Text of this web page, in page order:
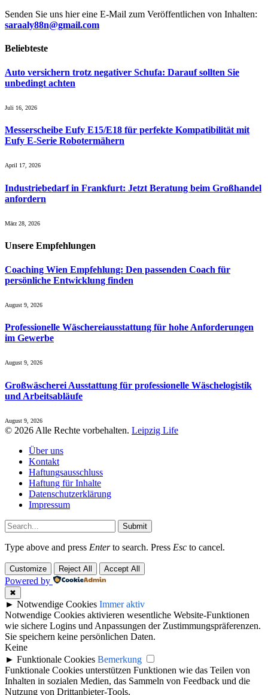
Senden Sie uns hier eine E-Mail zum Veröffentlichen von Inhalten:
saraaly88n@gmail.com
Beliebteste
Auto versichern trotz negativer Schufa: Darauf sollten Sie
unbedingt achten
Juli 16, 2026
Messerscheibe Eufy E15/E18 für perfekte Kompatibilität mit
Eufy E-Serie Robotermähern
April 17, 2026
Industriebedarf in Frankfurt: Jetzt Beratung beim Großhandel
anfordern
März 28, 2026
Unsere Empfehlungen
Coaching Wien Empfehlung: Den passenden Coach für
persönliche Entwicklung finden
August 9, 2026
Professionelle Wäschereiausstattung für hohe Anforderungen
im Gewerbe
August 9, 2026
Großwäscherei Ausstattung für professionelle Wäschelogistik
und Arbeitsabläufe
August 9, 2026
© 2026 Alle Rechte vorbehalten. Leipzig Life
Über uns
Kontakt
Haftungsausschluss
Haftung für Inhalte
Datenschutzerklärung
Impressum
Submit
Type above and press Enterto search. Press Esc to cancel.
Customize Reject All Accept All
Powered by
✖
► Notwendige Cookies Immer aktiv
Notwendige Cookies aktivieren wesentliche Website-Funktionen
wie sichere Logins und Anpassungen der Zustimmungspräferenzen.
Sie speichern keine persönlichen Daten.
Keine
► Funktionale Cookies Bemerkung
Funktionale Cookies unterstützen Funktionen wie das Teilen von
Inhalten in sozialen Medien, das Sammeln von Feedback und die
Nutzung von Drittanbieter-Tools.